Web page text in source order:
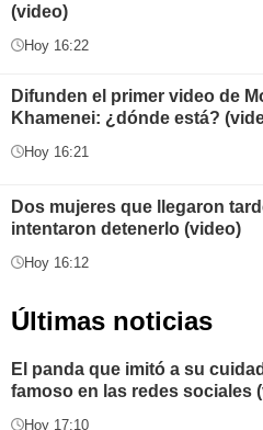
(video)
Hoy 16:22
Difunden el primer video de
Khamenei: ¿dónde está?
Hoy 16:21
Dos mujeres que llegaron
intentaron detenerlo (video)
Hoy 16:12
Últimas noticias
El panda que imitó a su
famoso en las redes sociales
Hoy 17:10